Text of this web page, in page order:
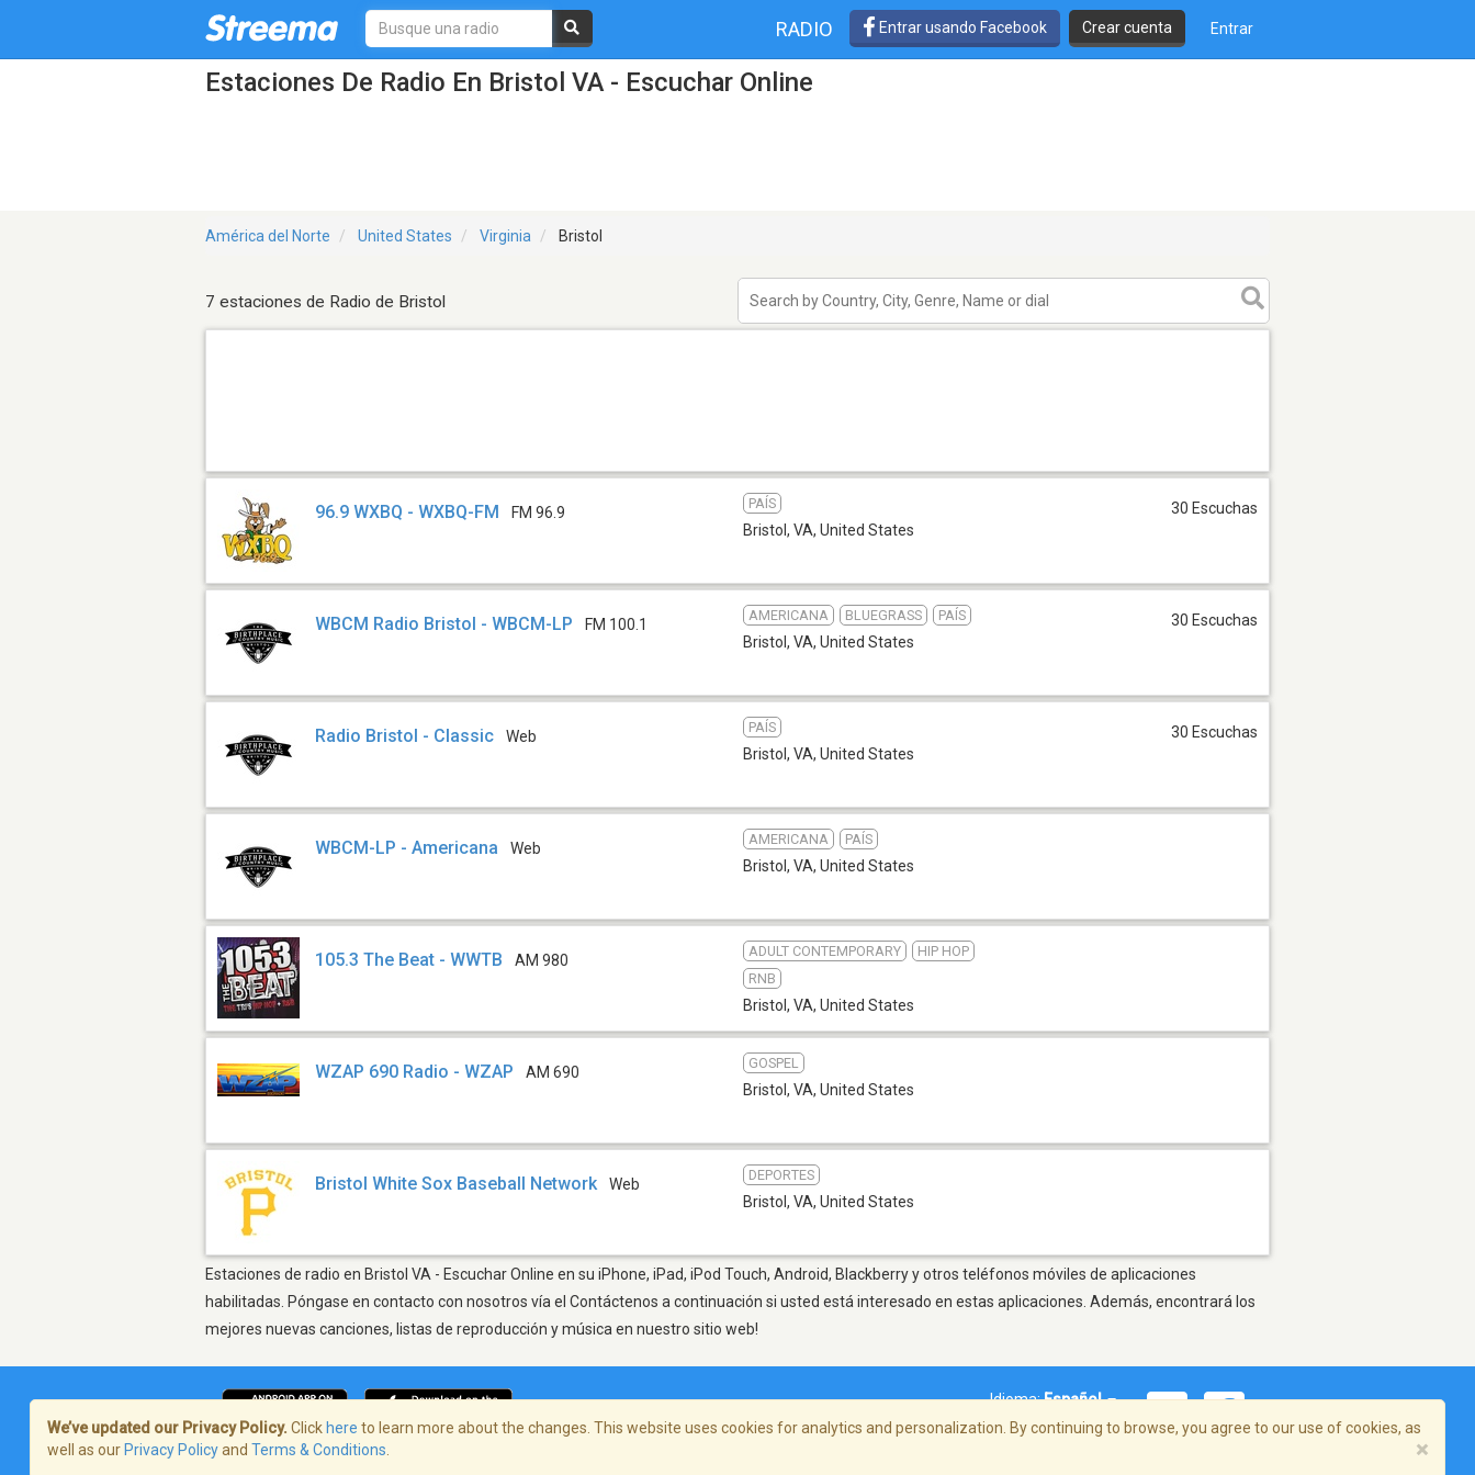
RADIO Entrar usando Facebook Crear cuenta Entrar
Estaciones De Radio En Bristol VA - Escuchar Online
América del Norte United States Virginia Bristol
7 estaciones de Radio de Bristol
96.9 WXBQ - WXBQ-FM FM 96.9
PAÍS
Bristol, VA, United States
30 Escuchas
WBCM Radio Bristol - WBCM-LP FM 100.1
AMERICANA BLUEGRASS PAÍS
Bristol, VA, United States
30 Escuchas
Radio Bristol - Classic Web
PAÍS
Bristol, VA, United States
30 Escuchas
WBCM-LP - Americana Web
AMERICANA PAÍS
Bristol, VA, United States
105.3 The Beat - WWTB AM 980
ADULT CONTEMPORARY
HIP HOP
RNB
Bristol, VA, United States
WZAP 690 Radio - WZAP AM 690
GOSPEL
Bristol, VA, United States
Bristol White Sox Baseball Network Web
DEPORTES
Bristol, VA, United States
Estaciones de radio en Bristol VA - Escuchar Online en su iPhone, iPad, iPod Touch, Android, Blackberry y otros teléfonos móviles de aplicaciones
habilitadas. Póngase en contacto con nosotros vía el Contáctenos a continuación si usted está interesado en estas aplicaciones. Además, encontrará los
mejores nuevas canciones, listas de reproducción y música en nuestro sitio web!
Idioma:Español
We’ve updated our Privacy Policy. Click here to learn more about the changes. This website uses cookies for analytics and personalization. By continuing to browse, you agree to our use of cookies, as
well as our Privacy Policyand Terms & Conditions ×